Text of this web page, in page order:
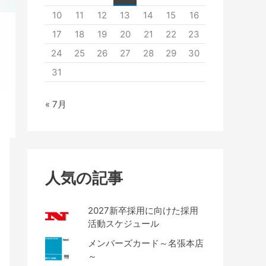
10
11 12 13 14 15
16
17
18 19 20 21 22
23
24
25 26 27 28 29
30
31
« 7月
人気の記事
2027新卒採用に向けた採用
活動スケジュール
メンバーズカード～名張本店
～